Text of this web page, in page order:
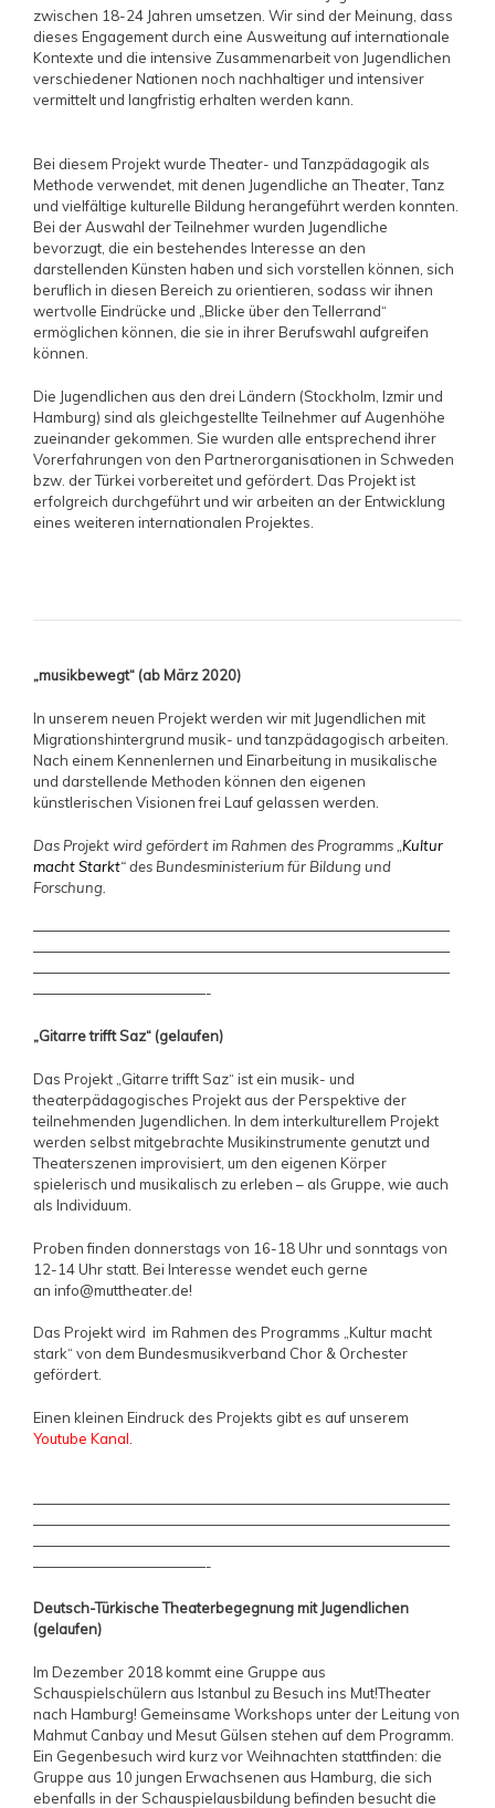
zwischen 18-24 Jahren umsetzen. Wir sind der Meinung, dass
dieses Engagement durch eine Ausweitung auf internationale
Kontexte und die intensive Zusammenarbeit von Jugendlichen
verschiedener Nationen noch nachhaltiger und intensiver
vermittelt und langfristig erhalten werden kann.
Bei diesem Projekt wurde Theater- und Tanzpädagogik als
Methode verwendet, mit denen Jugendliche an Theater, Tanz
und vielfältige kulturelle Bildung herangeführt werden konnten.
Bei der Auswahl der Teilnehmer wurden Jugendliche
bevorzugt, die ein bestehendes Interesse an den
darstellenden Künsten haben und sich vorstellen können, sich
beruflich in diesen Bereich zu orientieren, sodass wir ihnen
wertvolle Eindrücke und „Blicke über den Tellerrand“
ermöglichen können, die sie in ihrer Berufswahl aufgreifen
können.
Die Jugendlichen aus den drei Ländern (Stockholm, Izmir und
Hamburg) sind als gleichgestellte Teilnehmer auf Augenhöhe
zueinander gekommen. Sie wurden alle entsprechend ihrer
Vorerfahrungen von den Partnerorganisationen in Schweden
bzw. der Türkei vorbereitet und gefördert. Das Projekt ist
erfolgreich durchgeführt und wir arbeiten an der Entwicklung
eines weiteren internationalen Projektes.
„musikbewegt“ (ab März 2020)
In unserem neuen Projekt werden wir mit Jugendlichen mit
Migrationshintergrund musik- und tanzpädagogisch arbeiten.
Nach einem Kennenlernen und Einarbeitung in musikalische
und darstellende Methoden können den eigenen
künstlerischen Visionen frei Lauf gelassen werden.
Das Projekt wird gefördert im Rahmen des Programms „ Kultur
macht Starkt“ des Bundesministerium für Bildung und
Forschung.
—————————————————————————————
—————————————————————————————
—————————————————————————————
————————————-
„Gitarre trifft Saz“ (gelaufen)
Das Projekt „Gitarre trifft Saz“ ist ein musik- und
theaterpädagogisches Projekt aus der Perspektive der
teilnehmenden Jugendlichen. In dem interkulturellem Projekt
werden selbst mitgebrachte Musikinstrumente genutzt und
Theaterszenen improvisiert, um den eigenen Körper
spielerisch und musikalisch zu erleben – als Gruppe, wie auch
als Individuum.
Proben finden donnerstags von 16-18 Uhr und sonntags von
12-14 Uhr statt. Bei Interesse wendet euch gerne
an info@muttheater.de!
Das Projekt wird im Rahmen des Programms „Kultur macht
stark“ von dem Bundesmusikverband Chor & Orchester
gefördert.
Einen kleinen Eindruck des Projekts gibt es auf unserem
Youtube Kanal
—————————————————————————————
—————————————————————————————
—————————————————————————————
————————————-
Deutsch-Türkische Theaterbegegnung mit Jugendlichen
(gelaufen)
Im Dezember 2018 kommt eine Gruppe aus
Schauspielschülern aus Istanbul zu Besuch ins Mut!Theater
nach Hamburg! Gemeinsame Workshops unter der Leitung von
Mahmut Canbay und Mesut Gülsen stehen auf dem Programm.
Ein Gegenbesuch wird kurz vor Weihnachten stattfinden: die
Gruppe aus 10 jungen Erwachsenen aus Hamburg, die sich
ebenfalls in der Schauspielausbildung befinden besucht die